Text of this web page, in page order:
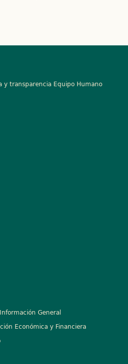
y transparencia Equipo Humano
Información General
Económica y Financiera